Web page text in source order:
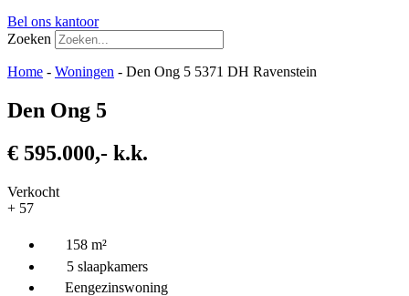
Bel ons kantoor
Zoeken
Home - Woningen - Den Ong 5 5371 DH Ravenstein
Den Ong 5
€ 595.000,- k.k.
Verkocht
+ 57
158 m²
5 slaapkamers
Eengezinswoning